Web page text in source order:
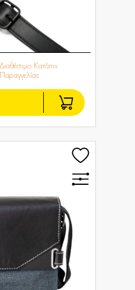
Διαθέσιμο Κατόπιν
Παραγγελίας